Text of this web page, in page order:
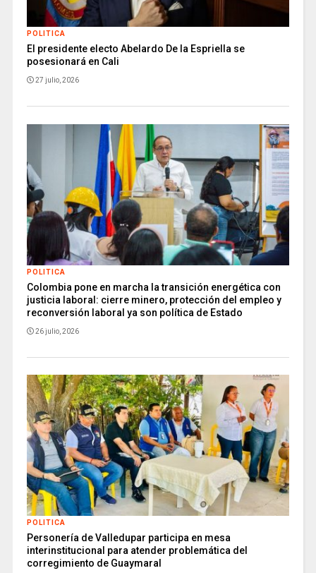
POLITICA
El presidente electo Abelardo De la Espriella se
posesionará en Cali
27 julio, 2026
POLITICA
Colombia pone en marcha la transición energética con
justicia laboral: cierre minero, protección del empleo y
reconversión laboral ya son política de Estado
26 julio, 2026
POLITICA
Personería de Valledupar participa en mesa
interinstitucional para atender problemática del
corregimiento de Guaymaral